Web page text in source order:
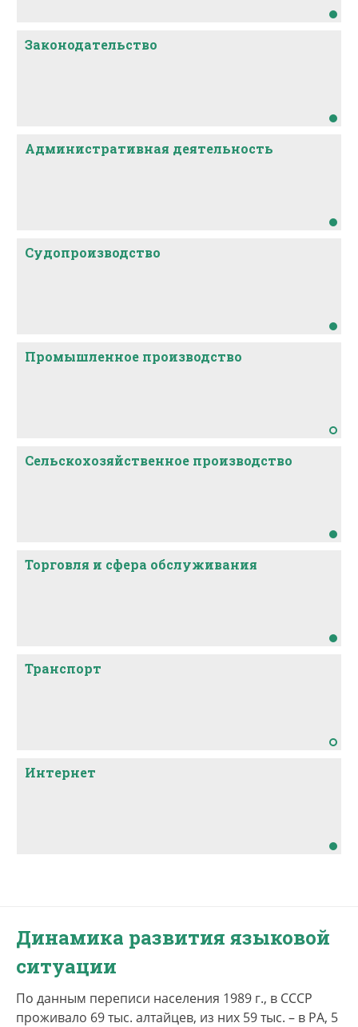
Законодательство
Административная деятельность
Судопроизводство
Промышленное производство
Сельскохозяйственное производство
Торговля и сфера обслуживания
Транспорт
Интернет
Динамика развития языковой
ситуации
По данным переписи населения 1989 г., в СССР
проживало 69 тыс. алтайцев, из них 59 тыс. – в РА, 5